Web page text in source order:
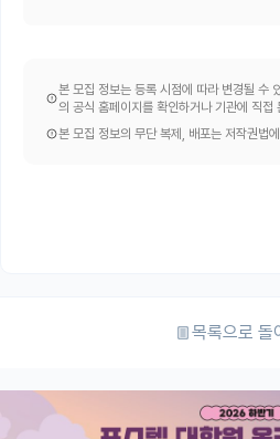
본 모집 정보는 등록 시점에 따라 변경될 수
의 공식 홈페이지를 확인하거나 기관에 직접
본 모집 정보의 무단 복제, 배포는 저작권법
목록으로 돌